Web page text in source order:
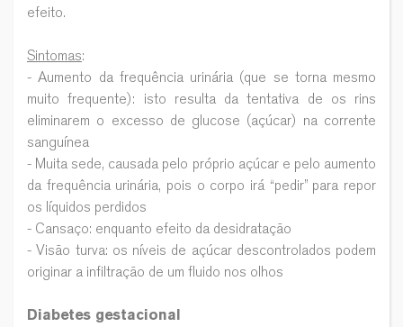
efeito.
Sintomas:
- Aumento da frequência urinária (que se torna mesmo
muito frequente): isto resulta da tentativa de os rins
eliminarem o excesso de glucose (açúcar) na corrente
sanguínea
- Muita sede, causada pelo próprio açúcar e pelo aumento
da frequência urinária, pois o corpo irá “pedir” para repor
os líquidos perdidos
- Cansaço: enquanto efeito da desidratação
- Visão turva: os níveis de açúcar descontrolados podem
originar a infiltração de um fluido nos olhos
Diabetes gestacional